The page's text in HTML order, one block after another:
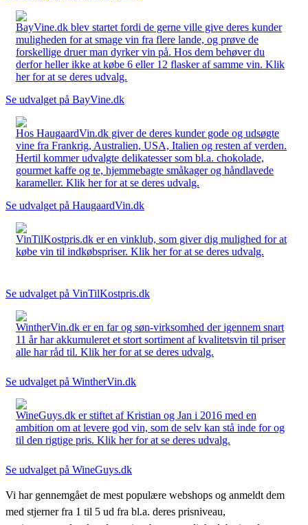
BayVine.dk blev startet fordi de gerne ville give deres kunder
muligheden for at smage vin fra flere lande, og prøve de
forskellige druer man dyrker vin på. Hos dem behøver du
derfor heller ikke at købe 6 eller 12 flasker af samme vin. Klik
her for at se deres udvalg.
Se udvalget på BayVine.dk
Hos HaugaardVin.dk giver de deres kunder gode og udsøgte
vine fra Frankrig, Australien, USA, Italien og resten af verden.
Hertil kommer udvalgte delikatesser som bl.a. chokolade,
gourmet kaffe og te, hjemmebagte småkager og håndlavede
karameller. Klik her for at se deres udvalg.
Se udvalget på HaugaardVin.dk
VinTilKostpris.dk er en vinklub, som giver dig mulighed for at
købe vin til indkøbspriser. Klik her for at se deres udvalg.
Se udvalget på VinTilKostpris.dk
WintherVin.dk er en far og søn-virksomhed der igennem snart
11 år har akkumuleret et stort sortiment af kvalitetsvin til priser
alle har råd til. Klik her for at se deres udvalg.
Se udvalget på WintherVin.dk
WineGuys.dk er stiftet af Kristian og Jan i 2016 med en
ambition om at levere god vin, som de selv kan stå inde for og
til den rigtige pris. Klik her for at se deres udvalg.
Se udvalget på WineGuys.dk
Vi har gennemgået de mest populære webshops og anmeldt dem
med stjerner fra 1 til 5 ud fra bl.a. deres prisniveau,